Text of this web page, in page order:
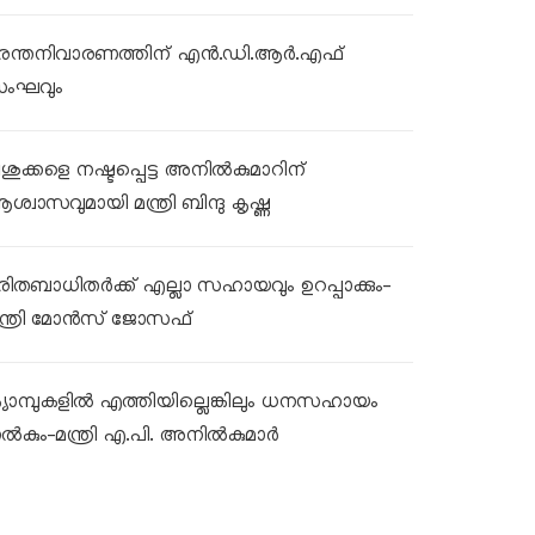
എൻ.ഡി.ആർ.എഫ്
നഷ്ടപ്പെട്ട അനിൽകുമാറിന്
മന്ത്രി ബിന്ദു കൃഷ്ണ
എല്ലാ സഹായവും ഉറപ്പാക്കും-
മോൻസ് ജോസഫ്
എത്തിയില്ലെങ്കിലും ധനസഹായം
മന്ത്രി എ.പി. അനിൽകുമാർ